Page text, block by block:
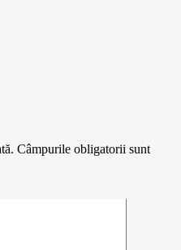
Câmpurile obligatorii sunt